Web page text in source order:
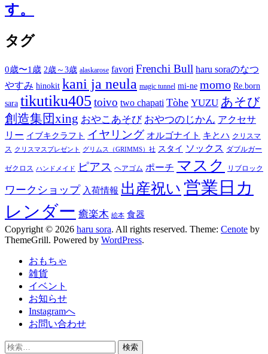
す。
タグ
0歳〜1歳 2歳～3歳 alaskarose favori Frenchi Bull haru soraのなつ
やすみ hinokit kani ja neula magic tunnel mi-ne momo Re.born
sara tikutiku405 toivo two chapati Tòhe YUZU あそび
創造集団xing おやこあそび おやつのじかん アクセサ
リー イブキクラフト イヤリング オルゴナイト キとハ クリスマ
ス
クリスマスプレゼント グリムス（GRIMMS）社 スタイ ソックス ダブルガー
ゼクロス ハンドメイド ピアス ヘアゴム ポーチ マスク リブロック
ワークショップ 入荷情報 出産祝い 営業日カ
レンダー 癒楽木 絵本 食器
Copyright © 2026 haru sora. All rights reserved. Theme: Cenote by
ThemeGrill. Powered by WordPress.
おもちゃ
雑貨
イベント
お知らせ
Instagramへ
お問い合わせ
検